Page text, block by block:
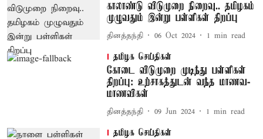
காலாண்டு விடுமுறை நிறைவு.. தமிழகம்
முழுவதும் இன்று பள்ளிகள் திறப்பு
தினத்தந்தி 06 Oct 2024 1 min read
தமிழக செய்திகள்
கோடை விடுமுறை முடிந்து பள்ளிகள்
திறப்பு: உற்சாகத்துடன் வந்த மாணவ-
மாணவிகள்
தினத்தந்தி 09 Jun 2024 1 min read
தமிழக செய்திகள்